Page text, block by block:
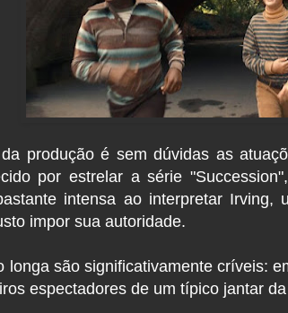
produção é sem dúvidas as
por estrelar a série
intensa ao interpretar
impor sua autoridade.
longa são significativamente críveis:
espectadores de um típico jantar